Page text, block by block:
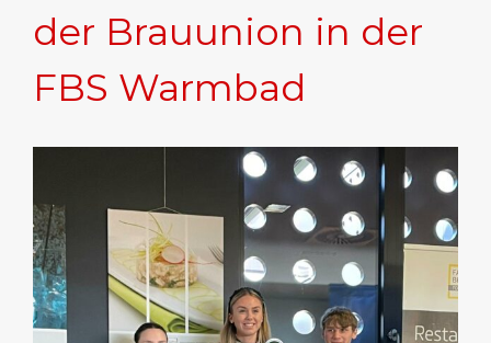
der Brauunion in der
FBS Warmbad
Image